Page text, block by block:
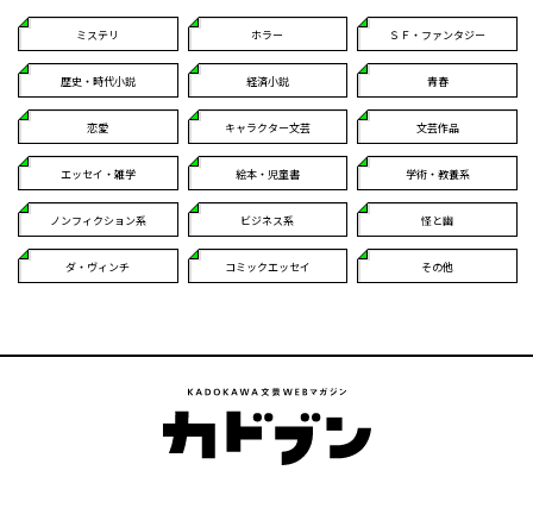
ミステリ ホラー ＳＦ・ファンタジー
歴史・時代小説 経済小説 青春
恋愛 キャラクター文芸 文芸作品
エッセイ・雑学 絵本・児童書 学術・教養系
ノンフィクション系 ビジネス系 怪と幽
ダ・ヴィンチ コミックエッセイ その他